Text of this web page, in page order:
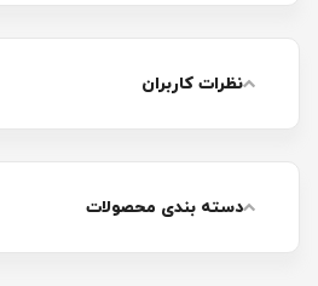
نظرات کاربران
دسته بندی محصولات